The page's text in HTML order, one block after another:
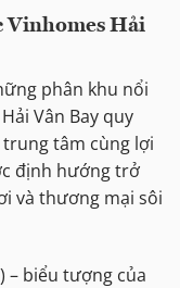
Vinhomes Hải
phân khu nổi
Vân Bay quy
tâm cùng lợi
định hướng trở
và thương mại sôi
– biểu tượng của